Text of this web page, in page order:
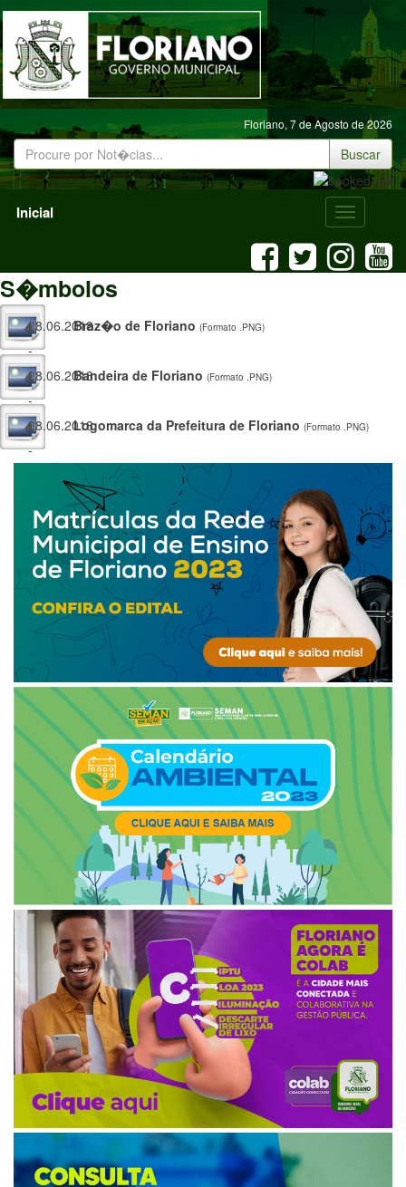
Floriano, 7 de Agosto de 2026
Buscar
Menu
Mobile
Inicial
S�mbolos
08.06.2018
-
Braz�o de Floriano (Formato .PNG)
08.06.2018
-
Bandeira de Floriano (Formato .PNG)
08.06.2018
-
Logomarca da Prefeitura de Floriano (Formato .PNG)